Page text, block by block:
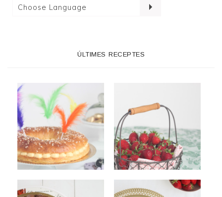
ÚLTIMES RECEPTES